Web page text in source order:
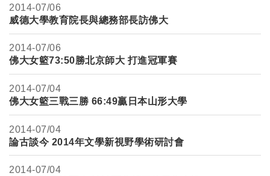
2014-07/06
威德大學教育院長與總務部長訪佛大
2014-07/06
佛大女籃73:50勝北京師大 打進冠軍賽
2014-07/04
佛大女籃三戰三勝 66:49贏日本山形大學
2014-07/04
論古談今 2014年文學新視野學術研討會
2014-07/04